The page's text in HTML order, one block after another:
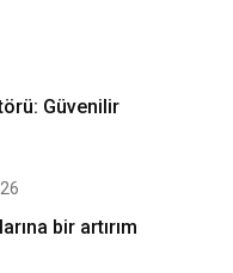
Güvenilir
bir artırım